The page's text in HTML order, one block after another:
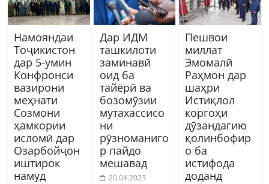
Намояндаи
Тоҷикистон
дар 5-умин
Конфронси
вазирони
меҳнати
Созмони
ҳамкории
исломӣ дар
Озарбойҷон
иштирок
намуд
Дар ИДМ
ташкилоти
заминавӣ
оид ба
тайёрӣ ва
бозомӯзии
мутахассисо
ни
рӯзноманиго
р пайдо
мешавад
20.04.2023
Пешвои
миллат
Эмомалӣ
Раҳмон дар
шаҳри
Истиқлол
коргоҳи
дӯзандагию
қолинбофир
о ба
истифода
доданд